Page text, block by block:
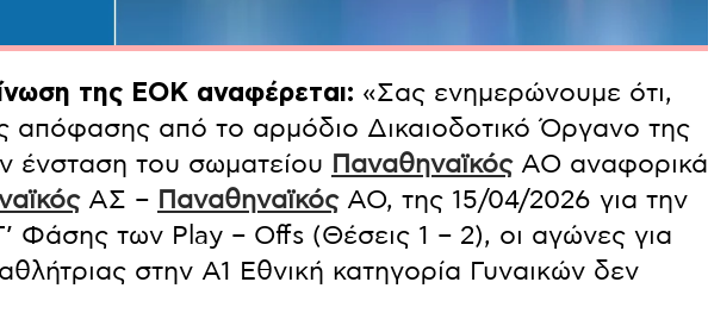
της ΕΟΚ αναφέρεται: «Σας ενημερώνουμε ότι,
απόφασης από το αρμόδιο Δικαιοδοτικό Όργανο της
ένσταση του σωματείου ΠαναθηναϊκόςΑΟ αναφορικά
ΑΣ – ΠαναθηναϊκόςΑΟ, της 15/04/2026 για την
Φάσης των Play – Offs (Θέσεις 1 – 2), οι αγώνες για
στην Α1 Εθνική κατηγορία Γυναικών δεν